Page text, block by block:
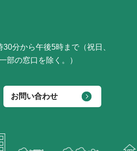
分から午後5時まで（祝日、
部の窓口を除く。）
お問い合わせ